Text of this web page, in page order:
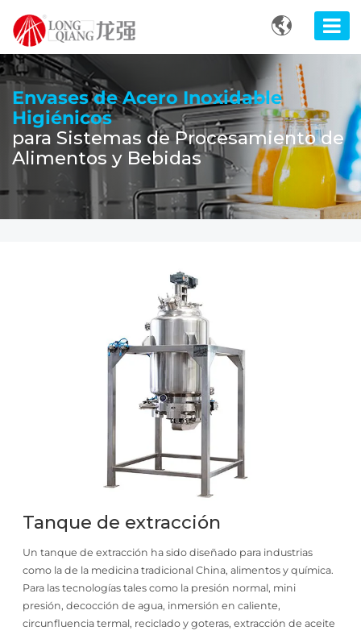

Envases de Acero Inoxidable
Higiénicos
para Sistemas de Procesamiento de
Alimentos y Bebidas
Tanque de extracción
Un tanque de extracción ha sido diseñado para industrias
como la de la medicina tradicional China, alimentos y química.
Para las tecnologías tales como la presión normal, mini
presión, decocción de agua, inmersión en caliente,
circunfluencia termal, reciclado y goteras, extracción de aceite